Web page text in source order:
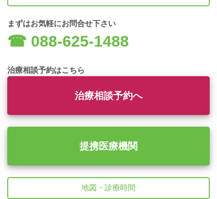
まずはお気軽にお問合せ下さい
☎︎ 088-625-1488
治療相談予約はこちら
治療相談予約へ
提携医療機関
地図・診療時間